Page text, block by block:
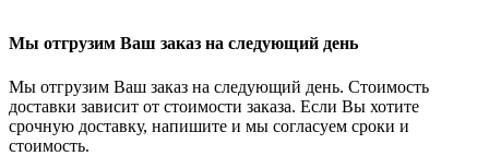
Мы отгрузим Ваш заказ на следующий день
Мы отгрузим Ваш заказ на следующий день. Стоимость
доставки зависит от стоимости заказа. Если Вы хотите
срочную доставку, напишите и мы согласуем сроки и
стоимость.